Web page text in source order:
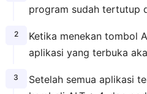
program sudah tertutup
Ketika menekan tombol
aplikasi yang terbuka
Setelah semua aplikasi